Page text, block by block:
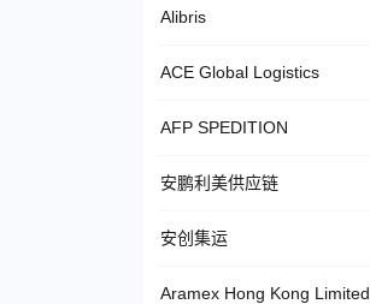
Alibris
ACE Global Logistics
AFP SPEDITION
安鹏利美供应链
安创集运
Aramex Hong Kong Limited